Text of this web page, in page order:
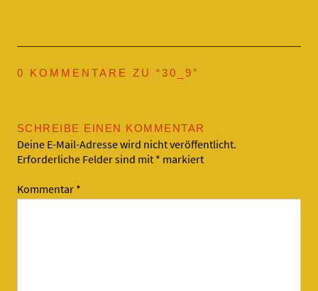
0 KOMMENTARE ZU “30_9”
SCHREIBE EINEN KOMMENTAR
Deine E-Mail-Adresse wird nicht veröffentlicht.
Erforderliche Felder sind mit * markiert
Kommentar *